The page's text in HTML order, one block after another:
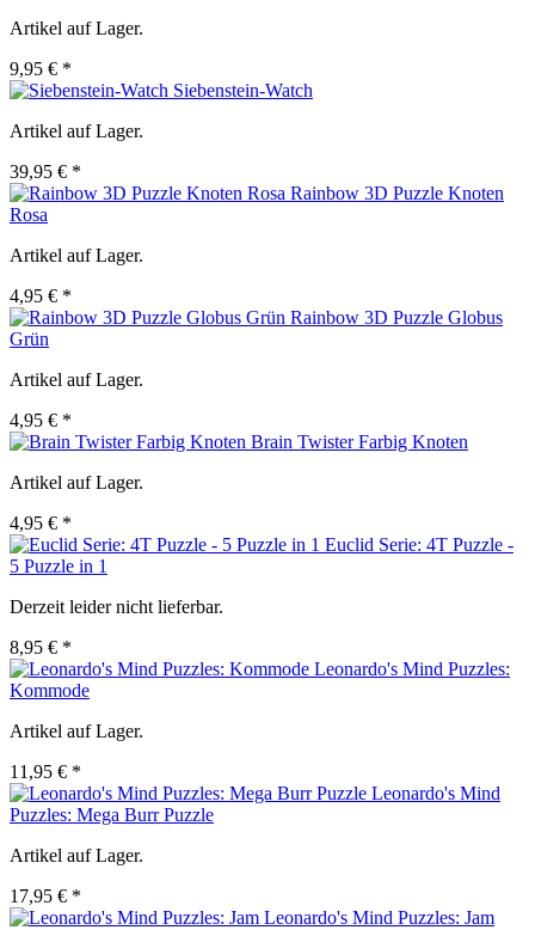
Artikel auf Lager.
9,95 € *
Siebenstein-Watch
Artikel auf Lager.
39,95 € *
Rainbow 3D Puzzle Knoten
Rosa
Artikel auf Lager.
4,95 € *
Rainbow 3D Puzzle Globus
Grün
Artikel auf Lager.
4,95 € *
Brain Twister Farbig Knoten
Artikel auf Lager.
4,95 € *
Euclid Serie: 4T Puzzle -
5 Puzzle in 1
Derzeit leider nicht lieferbar.
8,95 € *
Leonardo's Mind Puzzles:
Kommode
Artikel auf Lager.
11,95 € *
Leonardo's Mind
Puzzles: Mega Burr Puzzle
Artikel auf Lager.
17,95 € *
Leonardo's Mind Puzzles: Jam